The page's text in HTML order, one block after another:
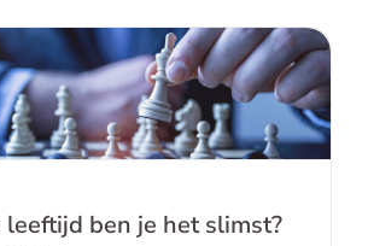
leeftijd ben je het slimst?
ben je het slimst?